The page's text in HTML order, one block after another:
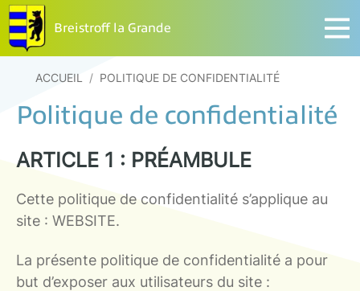
Breistroff la Grande
ACCUEIL / POLITIQUE DE CONFIDENTIALITÉ
Politique de confidentialité
ARTICLE 1 : PRÉAMBULE
Cette politique de confidentialité s’applique au
site : WEBSITE.
La présente politique de confidentialité a pour
but d’exposer aux utilisateurs du site :